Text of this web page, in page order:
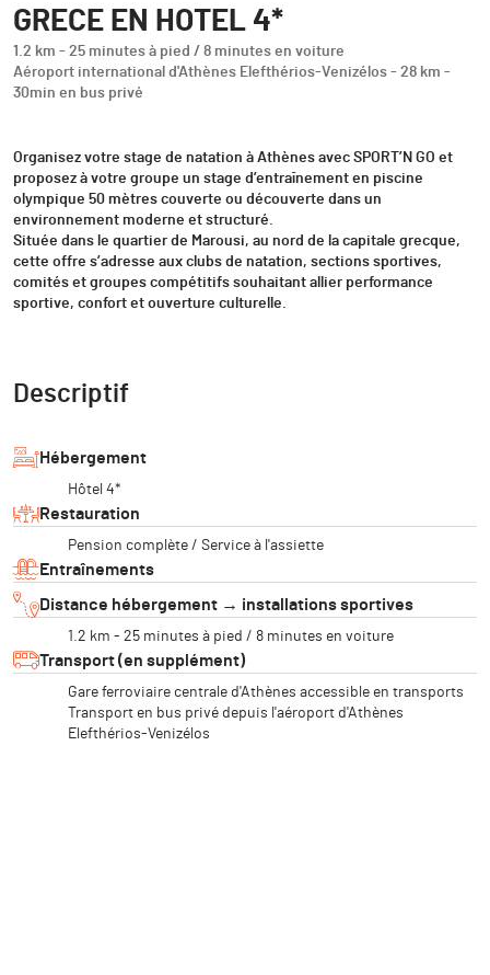
GRECE EN HOTEL 4*
1.2 km - 25 minutes à pied / 8 minutes en voiture
Aéroport international d'Athènes Elefthérios-Venizélos - 28 km -
30min en bus privé
Organisez votre stage de natation à Athènes avec SPORT’N GO et
proposez à votre groupe un stage d’entraînement en piscine
olympique 50 mètres couverte ou découverte dans un
environnement moderne et structuré.
Située dans le quartier de Marousi, au nord de la capitale grecque,
cette offre s’adresse aux clubs de natation, sections sportives,
comités et groupes compétitifs souhaitant allier performance
sportive, confort et ouverture culturelle.
Descriptif
Hébergement
Hôtel 4*
Restauration
Pension complète / Service à l'assiette
Entraînements
Distance hébergement → installations sportives
1.2 km - 25 minutes à pied / 8 minutes en voiture
Transport (en supplément)
Gare ferroviaire centrale d'Athènes accessible en transports
Transport en bus privé depuis l'aéroport d'Athènes
Elefthérios-Venizélos